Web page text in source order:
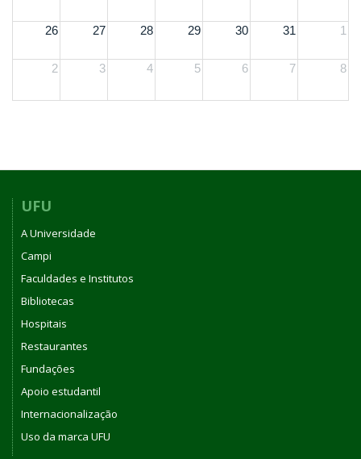
26 27 28 29 30 31 1
2 3 4 5 6 7 8
UFU
A Universidade
Campi
Faculdades e Institutos
Bibliotecas
Hospitais
Restaurantes
Fundações
Apoio estudantil
Internacionalização
Uso da marca UFU